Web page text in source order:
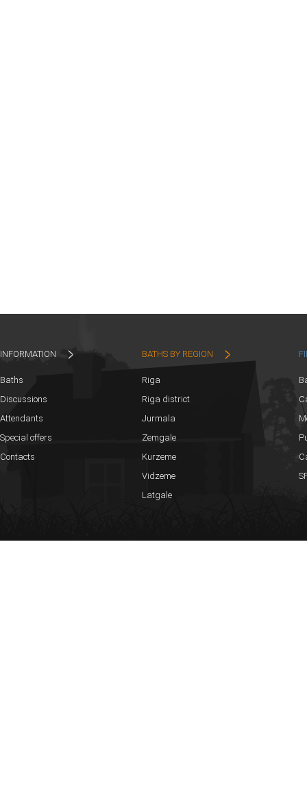
INFORMATION
Baths
Discussions
Attendants
Special offers
Contacts
BATHS BY REGION
Riga
Riga district
Jurmala
Zemgale
Kurzeme
Vidzeme
Latgale